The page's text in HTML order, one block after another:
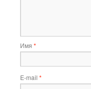
Имя *
E-mail *